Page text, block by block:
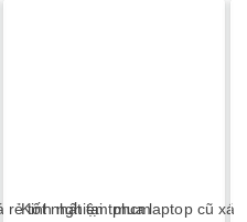
rẻ tốt nhất tại tphcm
Kinh nghiệm mua laptop cũ